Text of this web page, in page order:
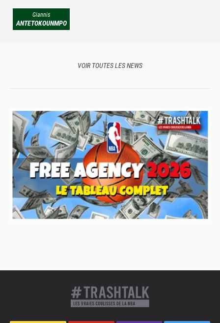
Giannis
ANTETOKOUNMPO
VOIR TOUTES LES NEWS